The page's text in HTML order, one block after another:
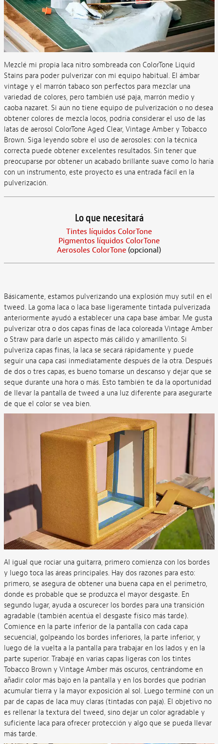
Mezclé mi propia laca nitro sombreada con ColorTone Liquid
Stains para poder pulverizar con mi equipo habitual. El ámbar
vintage y el marrón tabaco son perfectos para mezclar una
variedad de colores, pero también usé paja, marrón medio y
caoba nazaret. Si aún no tiene equipo de pulverización o no desea
obtener colores de mezcla locos, podría considerar el uso de las
latas de aerosol ColorTone Aged Clear, Vintage Amber y Tobacco
Brown. Siga leyendo sobre el uso de aerosoles: con la técnica
correcta puede obtener excelentes resultados. Sin tener que
preocuparse por obtener un acabado brillante suave como lo haría
con un instrumento, este proyecto es una entrada fácil en la
pulverización.
Lo que necesitará
Tintes líquidos ColorTone
Pigmentos líquidos ColorTone
Aerosoles ColorTone (opcional)
Básicamente, estamos pulverizando una explosión muy sutil en el
tweed. La goma laca o laca base ligeramente tintada pulverizada
anteriormente ayudó a establecer una capa base ámbar. Me gusta
pulverizar otra o dos capas finas de laca coloreada Vintage Amber
o Straw para darle un aspecto más cálido y amarillento. Si
pulveriza capas finas, la laca se secará rápidamente y puede
seguir una capa casi inmediatamente después de la otra. Después
de dos o tres capas, es bueno tomarse un descanso y dejar que se
seque durante una hora o más. Esto también te da la oportunidad
de llevar la pantalla de tweed a una luz diferente para asegurarte
de que el color se vea bien.
Al igual que rociar una guitarra, primero comienza con los bordes
y luego toca las áreas principales. Hay dos razones para esto:
primero, se asegura de obtener una buena capa en el perímetro,
donde es probable que se produzca el mayor desgaste. En
segundo lugar, ayuda a oscurecer los bordes para una transición
agradable (también acentúa el desgaste físico más tarde).
Comience en la parte inferior de la pantalla con cada capa
secuencial, golpeando los bordes inferiores, la parte inferior, y
luego dé la vuelta a la pantalla para trabajar en los lados y en la
parte superior. Trabajé en varias capas ligeras con los tintes
Tobacco Brown y Vintage Amber más oscuros, centrándome en
añadir color más bajo en la pantalla y en los bordes que podrían
acumular tierra y la mayor exposición al sol. Luego terminé con un
par de capas de laca muy claras (tintadas con paja). El objetivo no
es rellenar la textura del tweed, sino dejar un color agradable y
suficiente laca para ofrecer protección y algo que se pueda llevar
más tarde.